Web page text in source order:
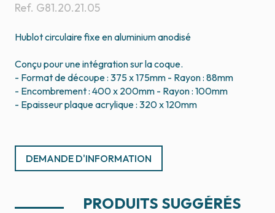
Ref. G81.20.21.05
Hublot circulaire fixe en aluminium anodisé
Conçu pour une intégration sur la coque.
- Format de découpe : 375 x 175mm - Rayon : 88mm
- Encombrement : 400 x 200mm - Rayon : 100mm
- Epaisseur plaque acrylique : 320 x 120mm
DEMANDE D'INFORMATION
PRODUITS SUGGÉRÉS